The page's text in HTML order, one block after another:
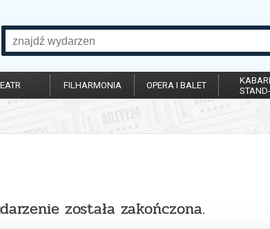
FILHARMONIA OPERA I BALET
została zakończona.